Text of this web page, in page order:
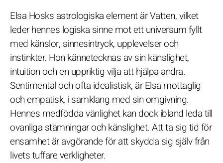
Elsa Hosks astrologiska element är Vatten, vilket
leder hennes logiska sinne mot ett universum fyllt
med känslor, sinnesintryck, upplevelser och
instinkter. Hon kännetecknas av sin känslighet,
intuition och en uppriktig vilja att hjälpa andra.
Sentimental och ofta idealistisk, är Elsa mottaglig
och empatisk, i samklang med sin omgivning.
Hennes medfödda vänlighet kan dock ibland leda till
ovanliga stämningar och känslighet. Att ta sig tid för
ensamhet är avgörande för att skydda sig själv från
livets tuffare verkligheter.